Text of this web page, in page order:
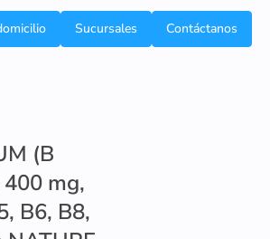
Sucursales Contáctanos
(B
mg,
B6, B8,